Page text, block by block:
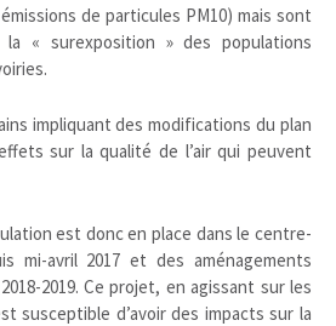
de particules PM10) mais sont
la « surexposition » des populations
impliquant des modifications du plan
sur la qualité de l’air qui peuvent
est donc en place dans le centre-
mi-avril 2017 et des aménagements
2019. Ce projet, en agissant sur les
susceptible d’avoir des impacts sur la